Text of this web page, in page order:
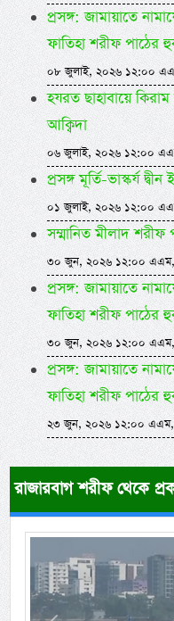
প্রসঙ্গ: জামায়াতে
ফাতিহা শরীফ পাঠের
০৮ জুলাই, ২০২৬ ১২:০০
হযরত ছাহাবায়ে কিরাম
আক্বিদা
০৬ জুলাই, ২০২৬ ১২:০০
প্রসঙ্গ মূর্তি-ভাস্কর্য
০১ জুলাই, ২০২৬ ১২:০০
সম্মানিত মীলাদ
৩০ জুন, ২০২৬ ১২:০০ এএম,
প্রসঙ্গ: জামায়াতে
ফাতিহা শরীফ পাঠের
৩০ জুন, ২০২৬ ১২:০০ এএম,
প্রসঙ্গ: জামায়াতে
ফাতিহা শরীফ পাঠের
২৩ জুন, ২০২৬ ১২:০০ এএম,
রাজারবাগ শরীফ থেকে